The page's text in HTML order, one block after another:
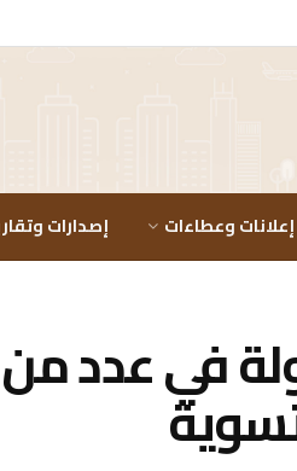
إعلانات وعطاءات إصدارات
في عدد